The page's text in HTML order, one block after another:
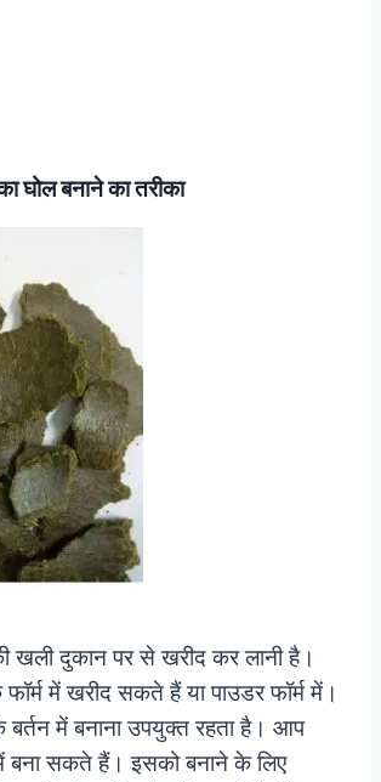
घोल बनाने का तरीका
खली दुकान पर से खरीद कर लानी है।
में खरीद सकते हैं या पाउडर फॉर्म में।
बर्तन में बनाना उपयुक्त रहता है। आप
बना सकते हैं। इसको बनाने के लिए